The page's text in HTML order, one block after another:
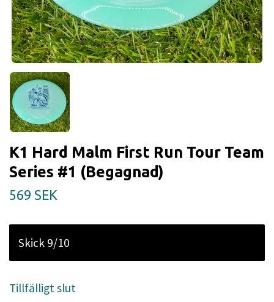
K1 Hard Malm First Run Tour Team
Series #1 (Begagnad)
569 SEK
Skick 9/10
Tillfälligt slut